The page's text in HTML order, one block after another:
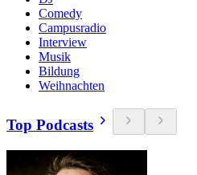
Comedy
Campusradio
Interview
Musik
Bildung
Weihnachten
Top Podcasts